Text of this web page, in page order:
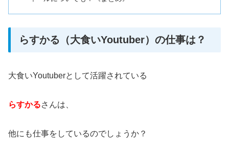
らすかる（大食いYoutuber）の仕事は？
大食いYoutuberとして活躍されている
らすかるさんは、
他にも仕事をしているのでしょうか？